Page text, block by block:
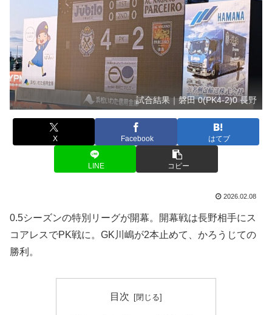
試合結果｜磐田 0(PK4-2)0 長野
X Facebook はてブ
LINE コピー
2026.02.08
0.5シーズンの特別リーグが開幕。開幕戦は長野相手にス
コアレスでPK戦に。GK川嶋が2本止めて、かろうじての
勝利。
目次